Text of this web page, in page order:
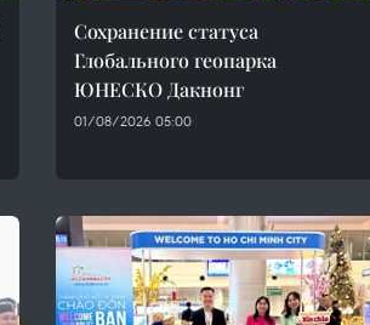
Сохранение статуса
Глобального геопарка
ЮНЕСКО Дакнонг
01/08/2026 05:00